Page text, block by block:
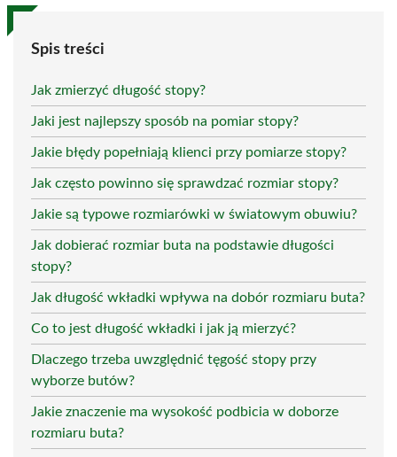
Spis treści
Jak zmierzyć długość stopy?
Jaki jest najlepszy sposób na pomiar stopy?
Jakie błędy popełniają klienci przy pomiarze stopy?
Jak często powinno się sprawdzać rozmiar stopy?
Jakie są typowe rozmiarówki w światowym obuwiu?
Jak dobierać rozmiar buta na podstawie długości
stopy?
Jak długość wkładki wpływa na dobór rozmiaru buta?
Co to jest długość wkładki i jak ją mierzyć?
Dlaczego trzeba uwzględnić tęgość stopy przy
wyborze butów?
Jakie znaczenie ma wysokość podbicia w doborze
rozmiaru buta?